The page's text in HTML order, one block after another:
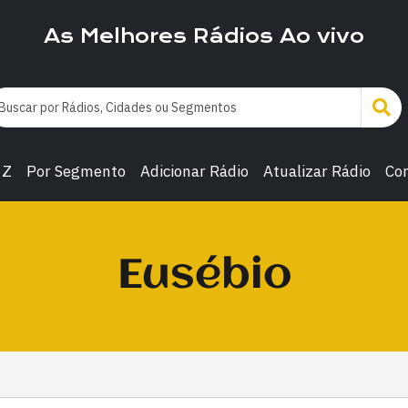
As Melhores Rádios Ao vivo
Por Segmento Adicionar Rádio Atualizar Rádio
Eusébio